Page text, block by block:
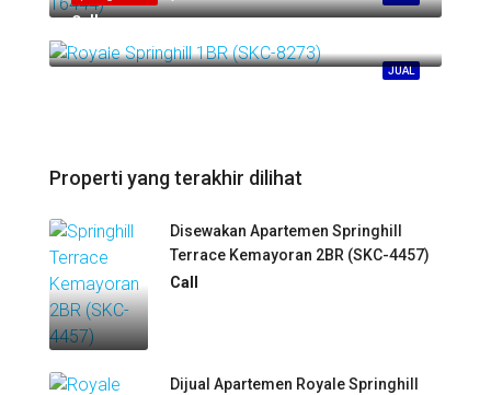
JUAL
Call
Springhill Kemayoran
Properti yang terakhir dilihat
Disewakan Apartemen Springhill
Terrace Kemayoran 2BR (SKC-4457)
Call
Dijual Apartemen Royale Springhill